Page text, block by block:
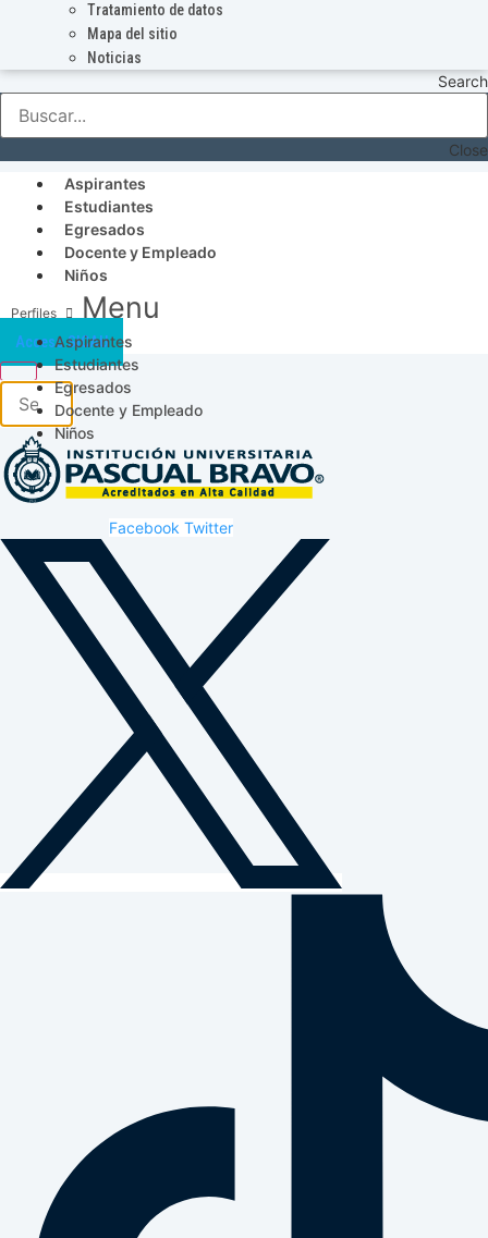
Tratamiento de datos
Mapa del sitio
Noticias
Search
Close
Aspirantes
Estudiantes
Egresados
Docente y Empleado
Niños
Menu
Aspirantes
Estudiantes
Egresados
Docente y Empleado
Niños
Acceso SICAU
Facebook Twitter